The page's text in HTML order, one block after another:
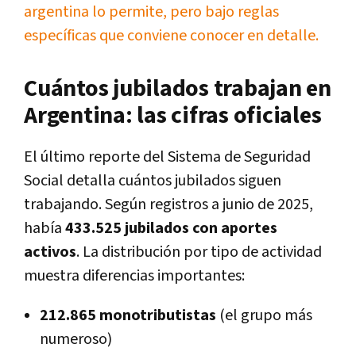
argentina lo permite, pero bajo reglas
específicas que conviene conocer en detalle.
Cuántos jubilados trabajan en
Argentina: las cifras oficiales
El último reporte del Sistema de Seguridad
Social detalla cuántos jubilados siguen
trabajando. Según registros a junio de 2025,
había433.525 jubilados con aportes
activos. La distribución por tipo de actividad
muestra diferencias importantes:
212.865 monotributistas (el grupo más
numeroso)